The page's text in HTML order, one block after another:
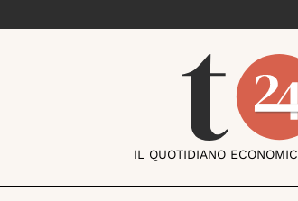
IL QUOTIDIANO